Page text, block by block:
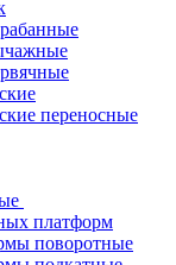
переносные
платформ
поворотные